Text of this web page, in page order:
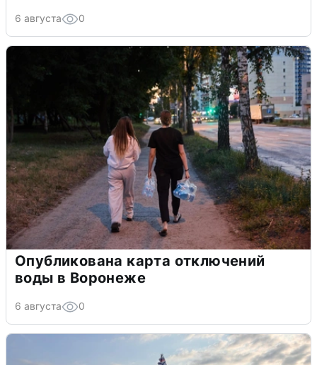
6 августа 0
Опубликована карта отключений
воды в Воронеже
6 августа 0